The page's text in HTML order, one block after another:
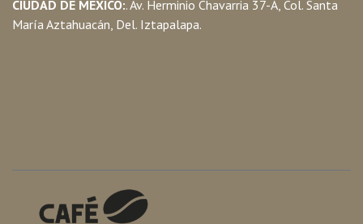
CIUDAD DE MEXICO:. Av. Herminio Chavarria 37-A, Col. Santa
María Aztahuacán, Del. Iztapalapa.